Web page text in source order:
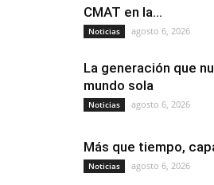
CMAT en la...
Noticias agosto 6, 2026
La generación que
mundo sola
Noticias agosto 6, 2026
Más que tiempo,
Noticias agosto 6, 2026